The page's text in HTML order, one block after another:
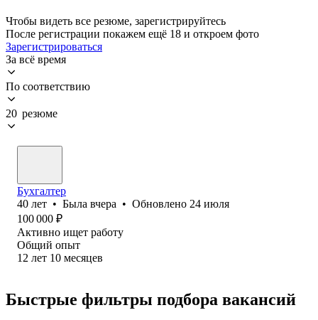
Чтобы видеть все резюме, зарегистрируйтесь
После регистрации покажем ещё 18 и откроем фото
Зарегистрироваться
За всё время
По соответствию
20 резюме
Бухгалтер
40 лет • Была вчера • Обновлено 24 июля
100 000 ₽
Активно ищет работу
Общий опыт
12 лет 10 месяцев
Быстрые фильтры подбора вакансий